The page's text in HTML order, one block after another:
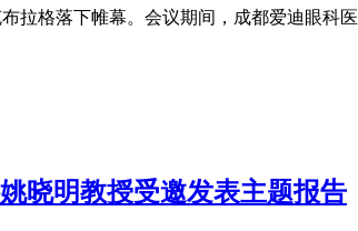
拉格落下帷幕。会议期间，成都爱迪眼
晓明教授受邀发表主题报告